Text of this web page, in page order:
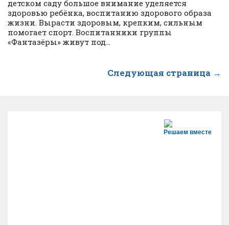
детском саду большое внимание уделяется
здоровью ребёнка, воспитанию здорового образа
жизни. Вырасти здоровым, крепким, сильным
помогает спорт. Воспитанники группы
«Фантазёры» живут под...
Следующая страница →
Решаем вместе